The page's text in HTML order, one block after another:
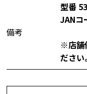
備考
型番
JANコ
※店舗
ださい。